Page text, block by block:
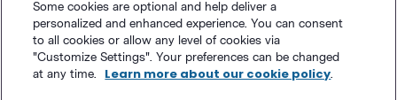
Some cookies are optional and help deliver a
personalized and enhanced experience. You can consent
to all cookies or allow any level of cookies via
"Customize Settings". Your preferences can be changed
at any time.
Learn more about our cookie policy.